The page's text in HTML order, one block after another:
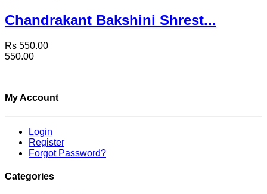
Chandrakant Bakshini Shrest...
Rs 550.00
550.00
My Account
Login
Register
Forgot Password?
Categories